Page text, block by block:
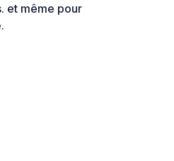
et même pour